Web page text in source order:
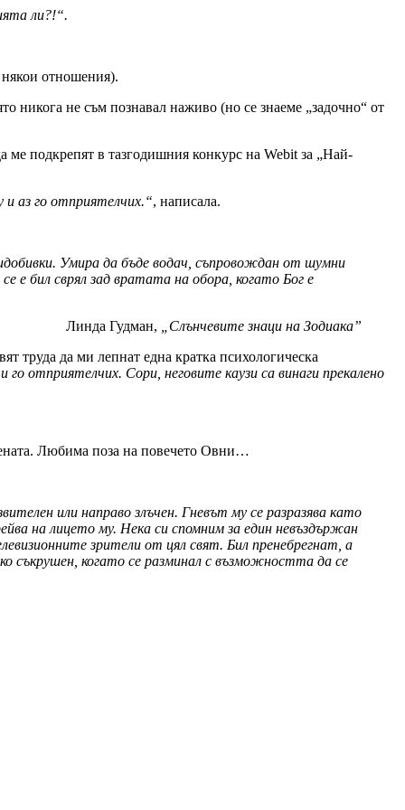
ли?!“.
отношения).
никога не съм познавал наживо (но се знаеме „задочно“ от
подкрепят в тазгодишния конкурс на Webit за „Най-
аз го отприятелчих.“, написала.
Умира да бъде водач, съпровождан от шумни
е бил сврял зад вратата на обора, когато Бог е
Линда Гудман, „Слънчевите знаци на Зодиака”
труда да ми лепнат една кратка психологическа
отприятелчих. Сори, неговите каузи са винаги прекалено
Любима поза на повечето Овни…
или направо злъчен. Гневът му се разразява като
на лицето му. Нека си спомним за един невъздържан
зрители от цял свят. Бил пренебрегнат, а
съкрушен, когато се разминал с възможността да се